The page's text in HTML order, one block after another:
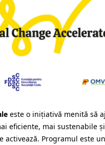
este o inițiativă menită să
eficiente, mai sustenabile
Programul este